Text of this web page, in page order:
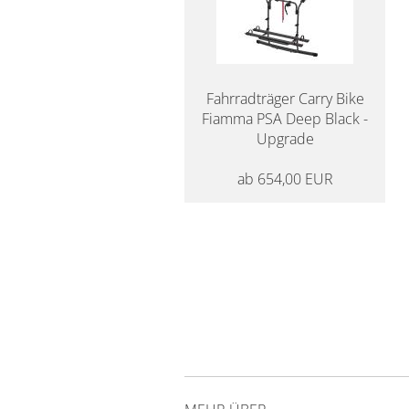
Fahrradträger Carry Bike
Fiamma PSA Deep Black -
Upgrade
ab 654,00 EUR